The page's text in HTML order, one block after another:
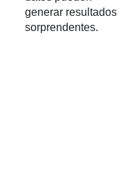
generar resultados
sorprendentes.